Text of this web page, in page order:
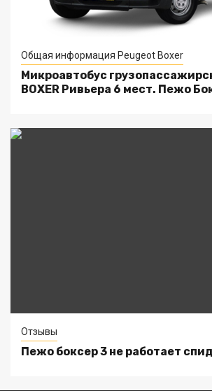
Общая информация Peugeot Boxer
Микроавтобус
BOXER Ривьера 6 мест. Пежо
Отзывы
Пежо боксер 3 не работает